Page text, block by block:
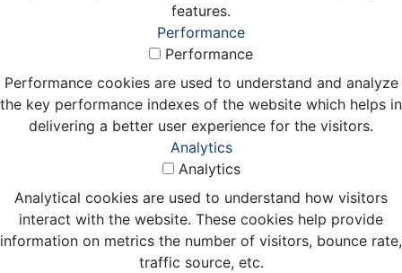
features.
Performance
Performance
Performance cookies are used to understand and analyze
the key performance indexes of the website which helps in
delivering a better user experience for the visitors.
Analytics
Analytics
Analytical cookies are used to understand how visitors
interact with the website. These cookies help provide
information on metrics the number of visitors, bounce rate,
traffic source, etc.